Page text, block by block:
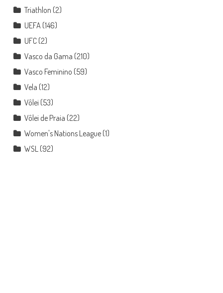
Triathlon (2)
UEFA (146)
UFC(2)
Vasco da Gama (210)
Vasco Feminino (59)
Vela (12)
Vôlei (53)
Vôlei de Praia (22)
Women's Nations League(1)
WSL (92)